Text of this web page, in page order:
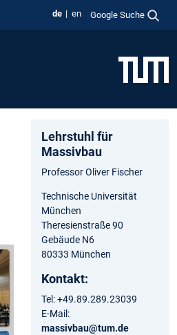
de en Google Suche
Lehrstuhl für
Massivbau
Professor Oliver Fischer
Technische Universität
München
Theresienstraße 90
Gebäude N6
80333 München
Kontakt:
Tel: +49.89.289.23039
E-Mail:
massivbau@tum.de